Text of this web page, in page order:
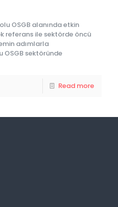
OSGB alanında etkin
referans ile sektörde öncü
adımlarla
OSGB sektöründe
Read more